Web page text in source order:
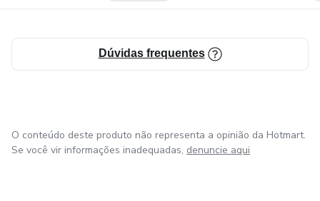
Dúvidas frequentes
O conteúdo deste produto não representa a opinião da Hotmart.
Se você vir informações inadequadas, denuncie aqui